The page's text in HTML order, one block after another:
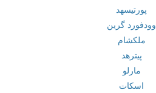
پورتیسهد
وودفورد گرین
ملکشام
پیترهد
مارلو
اسکات